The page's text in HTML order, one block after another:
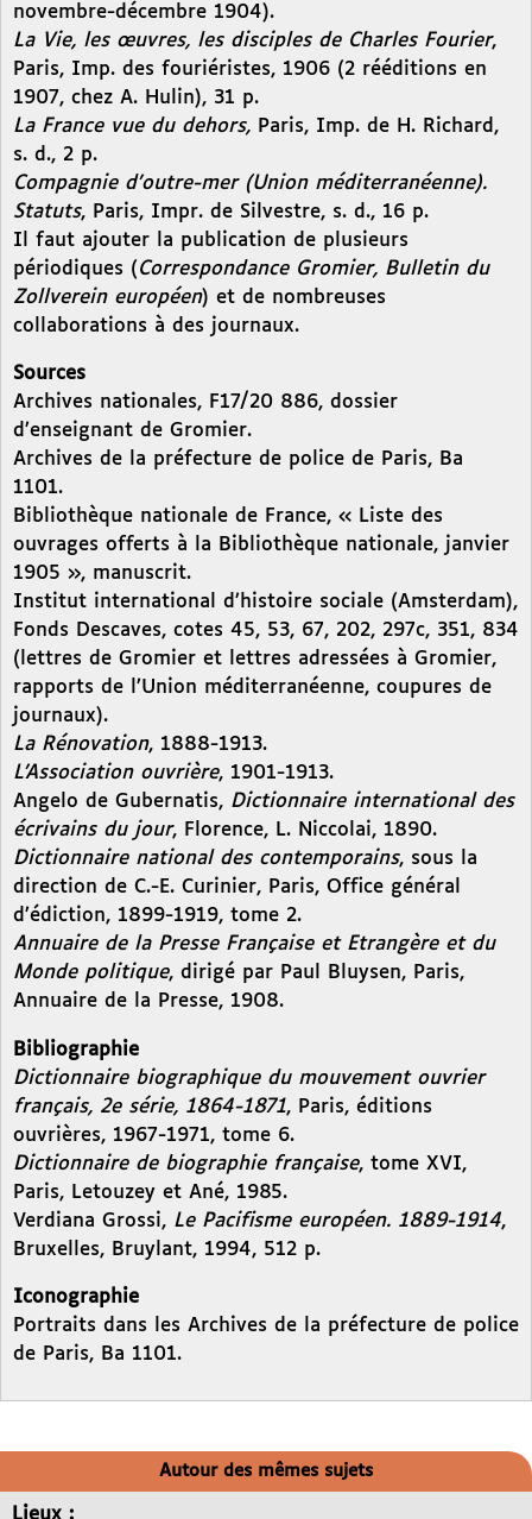
novembre-décembre 1904).
La Vie, les œuvres, les disciples de Charles Fourier,
Paris, Imp. des fouriéristes, 1906 (2 rééditions en
1907, chez A. Hulin), 31 p.
La France vue du dehors, Paris, Imp. de H. Richard,
s. d., 2 p.
Compagnie d’outre-mer (Union méditerranéenne).
Statuts, Paris, Impr. de Silvestre, s. d., 16 p.
Il faut ajouter la publication de plusieurs
périodiques (Correspondance Gromier, Bulletin du
Zollverein européen) et de nombreuses
collaborations à des journaux.
Sources
Archives nationales, F17/20 886, dossier
d’enseignant de Gromier.
Archives de la préfecture de police de Paris, Ba
1101.
Bibliothèque nationale de France, « Liste des
ouvrages offerts à la Bibliothèque nationale, janvier
1905 », manuscrit.
Institut international d’histoire sociale (Amsterdam),
Fonds Descaves, cotes 45, 53, 67, 202, 297c, 351, 834
(lettres de Gromier et lettres adressées à Gromier,
rapports de l’Union méditerranéenne, coupures de
journaux).
La Rénovation, 1888-1913.
L’Association ouvrière, 1901-1913.
Angelo de Gubernatis, Dictionnaire international des
écrivains du jour, Florence, L. Niccolai, 1890.
Dictionnaire national des contemporains, sous la
direction de C.-E. Curinier, Paris, Office général
d’édiction, 1899-1919, tome 2.
Annuaire de la Presse Française et Etrangère et du
Monde politique, dirigé par Paul Bluysen, Paris,
Annuaire de la Presse, 1908.
Bibliographie
Dictionnaire biographique du mouvement ouvrier
français, 2e série, 1864-1871, Paris, éditions
ouvrières, 1967-1971, tome 6.
Dictionnaire de biographie française, tome XVI,
Paris, Letouzey et Ané, 1985.
Verdiana Grossi, Le Pacifisme européen. 1889-1914,
Bruxelles, Bruylant, 1994, 512 p.
Iconographie
Portraits dans les Archives de la préfecture de police
de Paris, Ba 1101.
Autour des mêmes sujets